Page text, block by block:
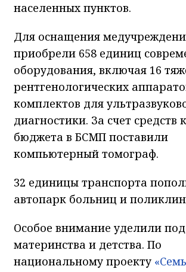
населенных пунктов.
Для оснащения
приобрели 658 единиц
оборудования, включая 16
рентгенологических
комплектов для
диагностики. За счет средств
бюджета в БСМП поставили
компьютерный томограф.
32 единицы транспорта
автопарк больниц и
Особое внимание уделили
материнства и детства. По
национальному проекту